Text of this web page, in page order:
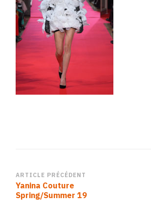
Navigation
d’article
ARTICLE PRÉCÉDENT
Yanina Couture
Spring/Summer 19